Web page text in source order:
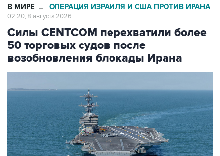
Силы CENTCOM перехватили более
50 торговых судов после
возобновления блокады Ирана